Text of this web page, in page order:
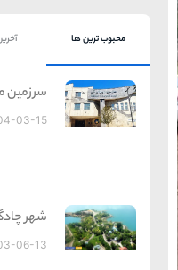
محبوب ترین ها
سرزمین
03-15
شهر
06-13